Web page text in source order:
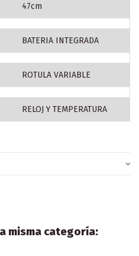
47cm
BATERIA INTEGRADA
ROTULA VARIABLE
RELOJ Y TEMPERATURA
misma categoría: